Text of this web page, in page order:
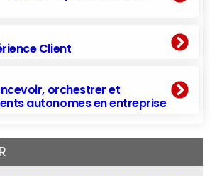
Client
orchestrer et
autonomes en entreprise